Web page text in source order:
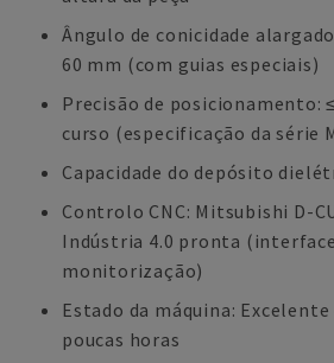
Ângulo de conicidade
60 mm (com guias especiais)
Precisão de posicionamento:
curso (especificação da série
Capacidade do depósito
Controlo CNC: Mitsubishi D-
Indústria 4.0 pronta
monitorização)
Estado da máquina:
poucas horas